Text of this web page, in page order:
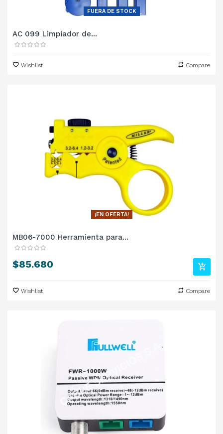
FUERA DE STOCK
AC 099 Limpiador de...
Wishlist Compare
¡EN OFERTA!
MB06-7000 Herramienta para...
Precio
$85.680
Wishlist Compare